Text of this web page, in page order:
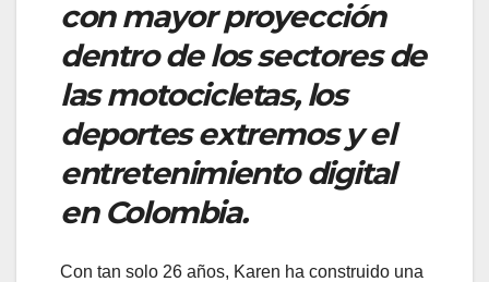
con mayor proyección
dentro de los sectores de
las motocicletas, los
deportes extremos y el
entretenimiento digital
en Colombia.
Con tan solo 26 años, Karen ha construido una